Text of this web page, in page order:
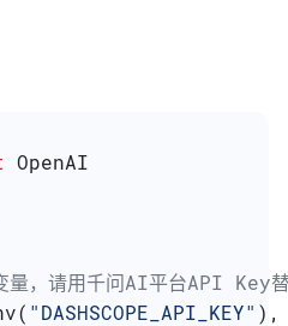
OpenAI
量，请用千问AI平台API
"DASHSCOPE_API_KEY" ),